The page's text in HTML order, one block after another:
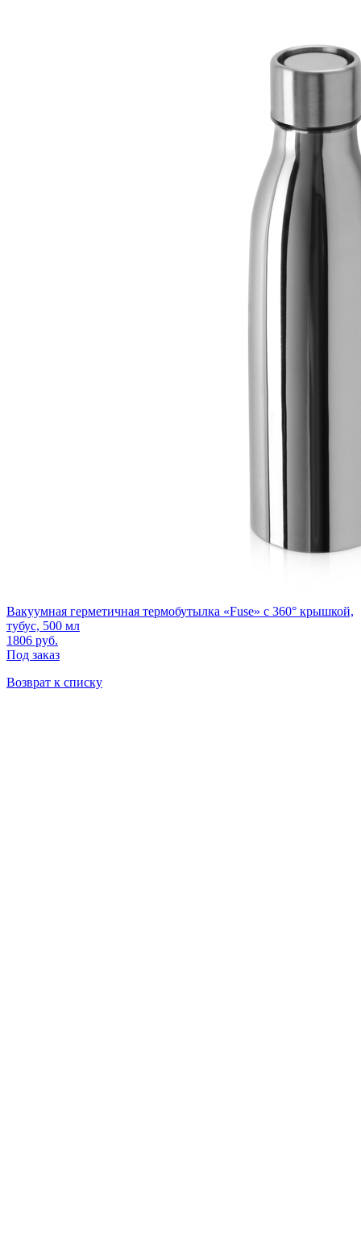
Вакуумная герметичная термобутылка «Fuse» с 360° крышкой,
тубус, 500 мл
1806 руб.
Под заказ
Возврат к списку